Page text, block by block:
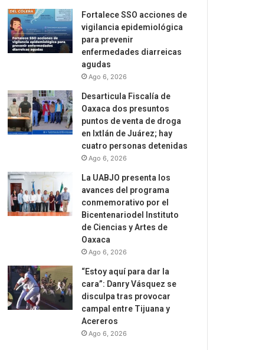
Fortalece SSO acciones de
vigilancia epidemiológica
para prevenir
enfermedades diarreicas
agudas
Ago 6, 2026
Desarticula Fiscalía de
Oaxaca dos presuntos
puntos de venta de droga
en Ixtlán de Juárez; hay
cuatro personas detenidas
Ago 6, 2026
La UABJO presenta los
avances del programa
conmemorativo por el
Bicentenariodel Instituto
de Ciencias y Artes de
Oaxaca
Ago 6, 2026
“Estoy aquí para dar la
cara”: Danry Vásquez se
disculpa tras provocar
campal entre Tijuana y
Acereros
Ago 6, 2026